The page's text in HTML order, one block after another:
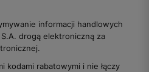
informacji handlowych
drogą elektroniczną za
kodami rabatowymi i nie łączy